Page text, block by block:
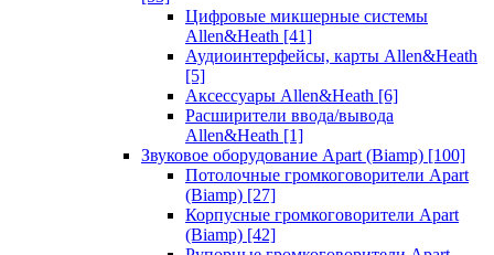
Цифровые микшерные системы
Allen&Heath [41]
Аудиоинтерфейсы, карты Allen&Heath
[5]
Аксессуары Allen&Heath [6]
Расширители ввода/вывода
Allen&Heath [1]
Звуковое оборудование Apart (Biamp) [100]
Потолочные громкоговорители Apart
(Biamp) [27]
Корпусные громкоговорители Apart
(Biamp) [42]